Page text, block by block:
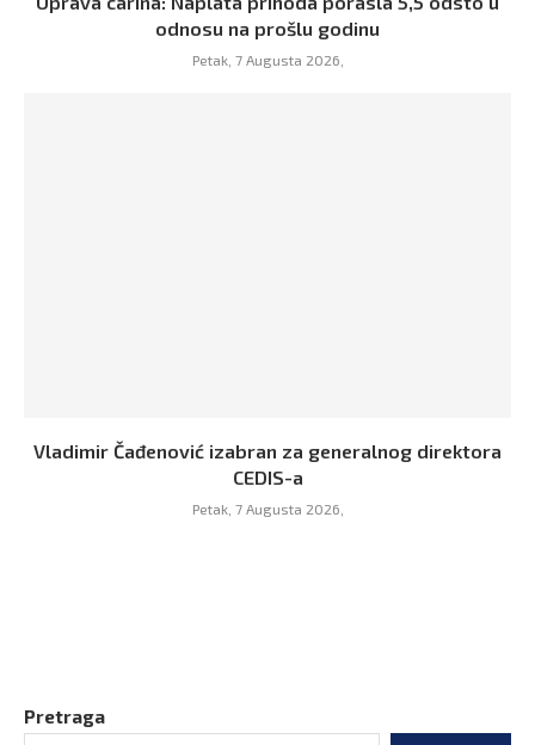
odnosu na prošlu godinu
Petak, 7 Augusta 2026,
Vladimir Čađenović izabran za generalnog direktora
CEDIS-a
Petak, 7 Augusta 2026,
Pretraga